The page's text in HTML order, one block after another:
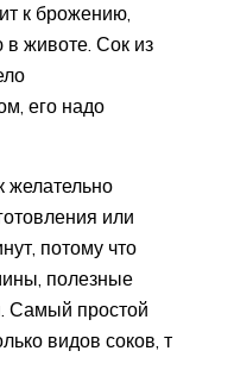
к брожению,
в животе. Сок из
его надо
или
потому что
полезные
Самый простой
видов соков, т